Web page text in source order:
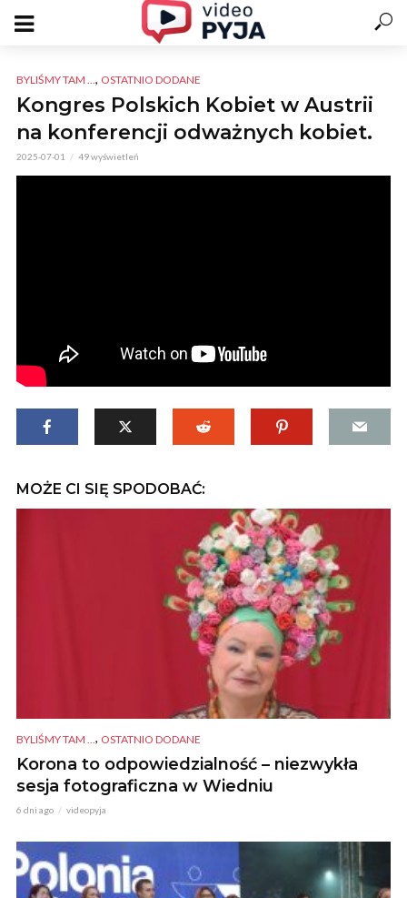
BYLIŚMY TAM ..., OSTATNIO DODANE
Kongres Polskich Kobiet w Austrii
na konferencji odważnych kobiet.
2025-07-01 49 wyświetleń
MOŻE CI SIĘ SPODOBAĆ:
BYLIŚMY TAM ... , OSTATNIO DODANE
Korona to odpowiedzialność – niezwykła
sesja fotograficzna w Wiedniu
6 dni ago videopyja